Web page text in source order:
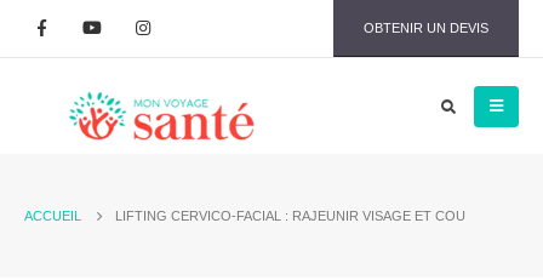
OBTENIR UN DEVIS
ACCUEIL LIFTING CERVICO-FACIAL : RAJEUNIR VISAGE ET COU